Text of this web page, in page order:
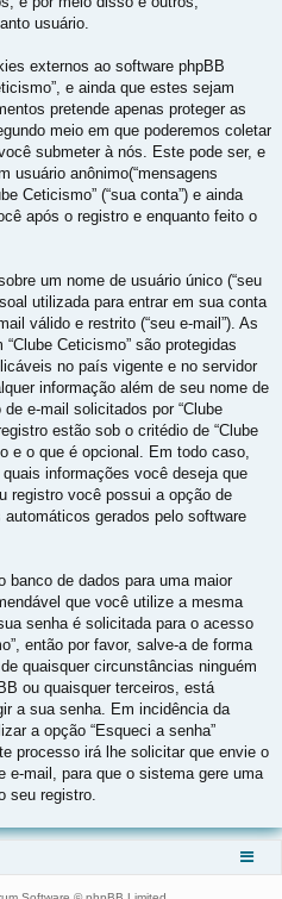
usuário.
externos ao software phpBB
e ainda que estes sejam
pretende apenas proteger as
meio em que poderemos coletar
submeter à nós. Este pode ser, e
usuário anônimo(“mensagens
Ceticismo” (“sua conta”) e ainda
após o registro e enquanto feito o
um nome de usuário único (“seu
utilizada para entrar em sua conta
válido e restrito (“seu e-mail”). As
Ceticismo” são protegidas
no país vigente e no servidor
informação além de seu nome de
e-mail solicitados por “Clube
estão sob o critédio de “Clube
e o que é opcional. Em todo caso,
informações você deseja que
registro você possui a opção de
gerados pelo software
banco de dados para uma maior
que você utilize a mesma
senha é solicitada para o acesso
então por favor, salve-a de forma
quaisquer circunstâncias ninguém
ou quaisquer terceiros, está
a sua senha. Em incidência da
a opção “Esqueci a senha”
processo irá lhe solicitar que envie o
e-mail, para que o sistema gere uma
seu registro.